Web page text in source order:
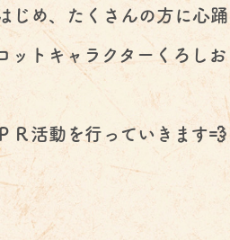
じめ、たくさんの方に心
ットキャラクターくろし
Ｒ活動を行っていきます💨